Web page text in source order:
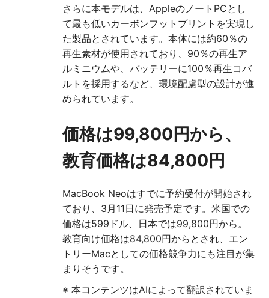
さらに本モデルは、AppleのノートPCとし
て最も低いカーボンフットプリントを実現し
た製品とされています。本体には約60％の
再生素材が使用されており、90％の再生ア
ルミニウムや、バッテリーに100％再生コバ
ルトを採用するなど、環境配慮型の設計が進
められています。
価格は99,800円から、
教育価格は84,800円
MacBook Neoはすでに予約受付が開始され
ており、3月11日に発売予定です。米国での
価格は599ドル、日本では99,800円から。
教育向け価格は84,800円からとされ、エン
トリーMacとしての価格競争力にも注目が集
まりそうです。
※ 本コンテンツはAIによって翻訳されていま